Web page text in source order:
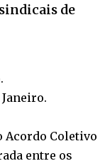
de
Acordo Coletivo
entre os